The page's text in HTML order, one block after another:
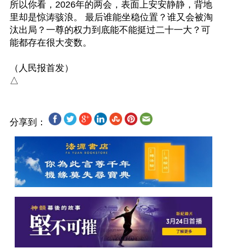
所以你看，2026年的两会，表面上安安静静，背地
里却是惊涛骇浪。 最后谁能坐稳位置？谁又会被淘
汰出局？一尊的权力到底能不能挺过二十一大？可
能都存在很大变数。
（人民报首发）
分享到：